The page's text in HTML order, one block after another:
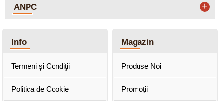
ANPC +
Info
Termeni şi Condiţii
Politica de Cookie
Magazin
Produse Noi
Promoții